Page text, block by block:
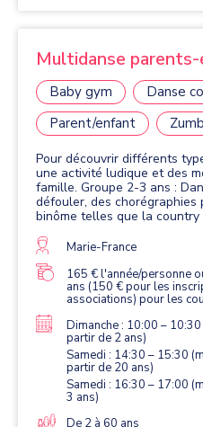
Multidanse
Baby gym Danse
Parent/enfant
​Pour découvrir différents
une activité ludique et des
famille. Groupe 2-3 ans : Danses solo toniques pour se
défouler, des chorégraphies
binôme telles que la
: Danses toniques (zumba,
se défouler, danses en ligne
cha cha, bachata, kuduro),
binôme ou en groupe pour
moment de complicité
Marie-France
165 € l'année/personne
ans (150 € pour les
associations) pour les
Dimanche : 10:00 –
partir de 2 ans)
Samedi : 14:30 – 15:30
partir de 20 ans)
Samedi : 16:30 – 17:00
3 ans)
De 2 à 60 ans